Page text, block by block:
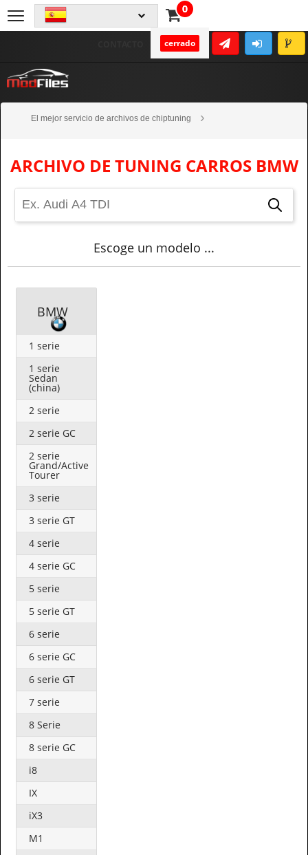
0
cerrado
El mejor servicio de archivos de chiptuning
ARCHIVO DE TUNING CARROS BMW
Escoge un modelo ...
BMW
1 serie
1 serie
Sedan
(china)
2 serie
2 serie GC
2 serie
Grand/Active
Tourer
3 serie
3 serie GT
4 serie
4 serie GC
5 serie
5 serie GT
6 serie
6 serie GC
6 serie GT
7 serie
8 Serie
8 serie GC
i8
IX
iX3
M1